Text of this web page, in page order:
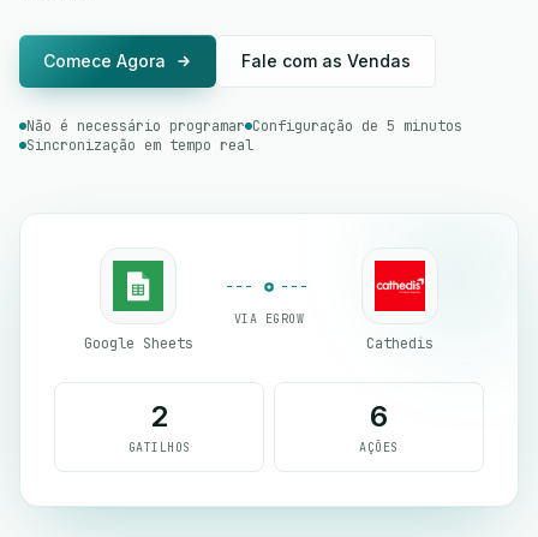
Comece Agora Fale com as Vendas
Não é necessário programar Configuração de 5 minutos
Sincronização em tempo real
Google Sheets
VIA EGROW
Cathedis
2
GATILHOS
6
AÇÕES